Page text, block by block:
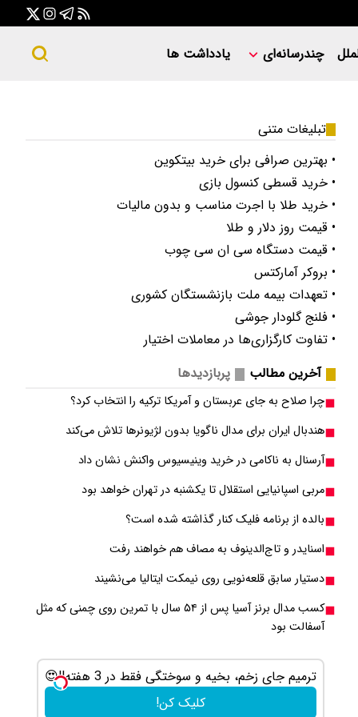
چندرسانه‌ای یادداشت ها
تبلیغات متنی
• بهترین صرافی برای خرید بیتکوین
• خرید قسطی کنسول بازی
• خرید طلا با اجرت مناسب و بدون مالیات
• قیمت روز دلار و طلا
• قیمت دستگاه سی ان سی چوب
• بروکر آمارکتس
• تعهدات بیمه ملت بازنشستگان کشوری
• فلنج گلودار جوشی
• تفاوت کارگزاری‌ها در معاملات اختیار
آخرین مطالب
پربازدیدها
چرا صلاح به جای عربستان و آمریکا ترکیه را انتخاب کرد؟
هندبال ایران برای مدال ناگویا بدون لژیونرها تلاش می‎‌کند
آرسنال به ناکامی در خرید وینیسیوس واکنش نشان داد
مربی اسپانیایی استقلال تا یکشنبه در تهران خواهد بود
بالده از برنامه فلیک کنار گذاشته شده است؟
اسنایدر و تاج‌الدینوف به مصاف هم خواهند رفت
دستیار سابق قلعه‌نویی روی نیمکت ایتالیا می‌نشیند
کسب مدال برنز آسیا پس از ۵۴ سال با تمرین روی چمنی که مثل
آسفالت بود
سوختگی فقط در 3 هفته!!😍
این دکتر شیرازی کرم ترمیم زخم